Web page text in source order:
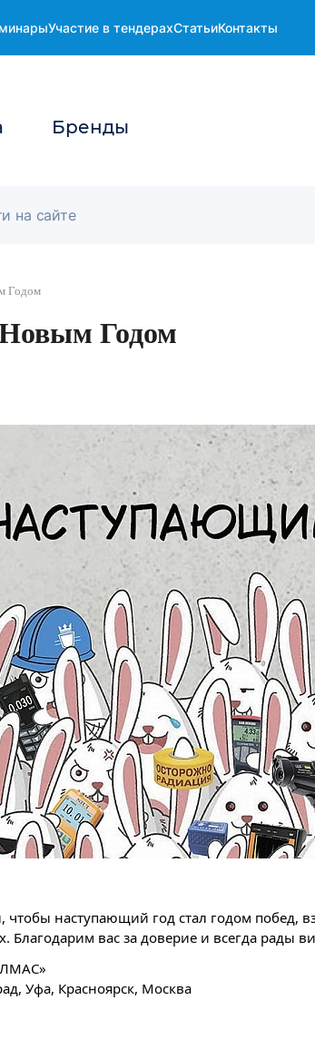
Участие в тендерахСтатьиКонтакты
Бренды
Годом
Годом
наступающий год стал годом побед,
Благодарим вас за доверие и всегда рады
Уфа, Красноярск, Москва